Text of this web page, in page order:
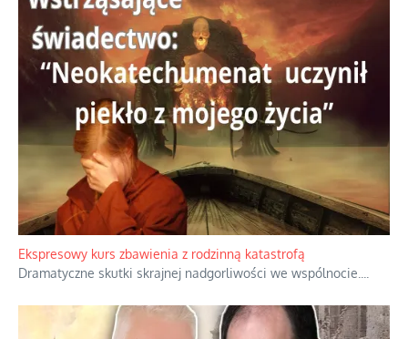
Ekspresowy kurs zbawienia z rodzinną katastrofą
Dramatyczne skutki skrajnej nadgorliwości we wspólnocie.